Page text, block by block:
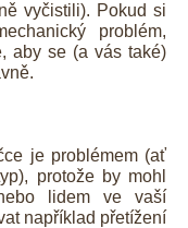
vyčistili). Pokud si
problém,
aby se (a vás také)
je problémem (ať
protože by mohl
lidem ve vaší
například přetížení